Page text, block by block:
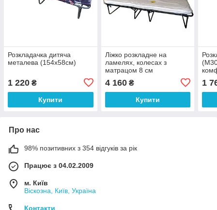
Розкладачка дитяча
металева (154х58см)
1 220 ₴
Купити
Ліжко розкладне на
ламелях, колесах з
матрацом 8 см
4 160₴
Купити
1
Про нас
98% позитивних з 354 відгуків за рік
Працює з 04.02.2009
м. Київ
Віскозна, Київ, Україна
Контакти